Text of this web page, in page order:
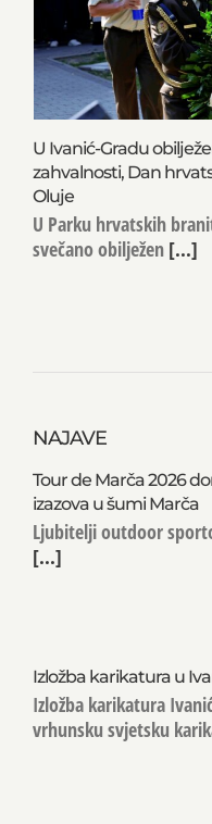
U Ivanić-Gradu
zahvalnosti, Dan
Oluje
U Parku hrvatskih
svečano obilježen [...]
NAJAVE
Tour de Marča 2026
izazova u šumi Marča
Ljubitelji outdoor
[...]
Izložba karikatura u
Izložba karikatura
vrhunsku svjetsku